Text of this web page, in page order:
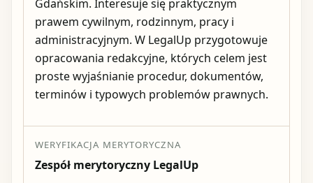
Gdańskim. Interesuje się praktycznym
prawem cywilnym, rodzinnym, pracy i
administracyjnym. W LegalUp przygotowuje
opracowania redakcyjne, których celem jest
proste wyjaśnianie procedur, dokumentów,
terminów i typowych problemów prawnych.
WERYFIKACJA MERYTORYCZNA
Zespół merytoryczny LegalUp